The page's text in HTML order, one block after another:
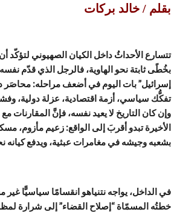
بقلم / خالد بركات
تتسارع الأحداثُ داخل الكيان الصهيوني لتؤكّد أن
بخُطًى ثابتة نحو الهاوية، فالرجل الذي قدّم
إسرائيل” بات اليوم في أضعف مراحله: محاصَر
تفكُّك سياسي، أزمة اقتصادية، عزلة دولية،
وإن كان التاريخ لا يعيد نفسه، فإنَّ المقارنات
الأخيرة تبدو أقربَ إلى الواقع: زعيم مأزوم،
بشعبه وجيشه في مغامرات عبثية، ويدفع كيانه
في الداخل، يواجه نتنياهو انقسامًا سياسيًّا
خطتُه المسمّاة “إصلاح القضاء” إلى شرارة